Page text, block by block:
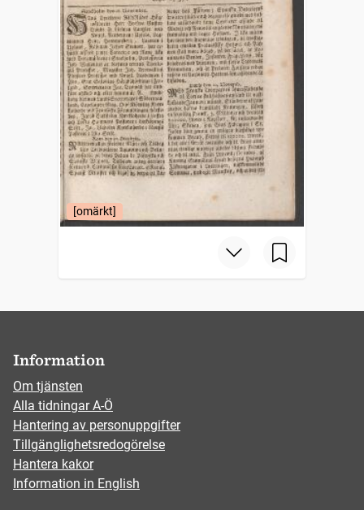
[omärkt]
Information
Om tjänsten
Alla tidningar A-Ö
Hantering av personuppgifter
Tillgänglighetsredogörelse
Hantera kakor
Information in English